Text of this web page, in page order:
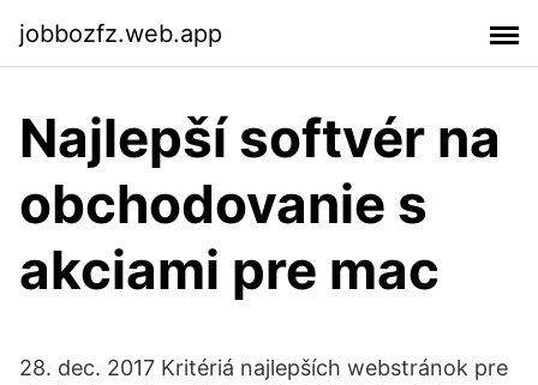
jobbozfz.web.app
Najlepší softvér na
obchodovanie s
akciami pre mac
28. dec. 2017 Kritériá najlepších webstránok pre